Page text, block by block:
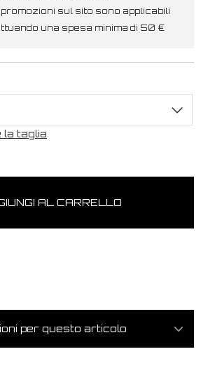
sul sito sono applicabili
una spesa minima di 50 €
la taglia
AL CARRELLO
per questo articolo